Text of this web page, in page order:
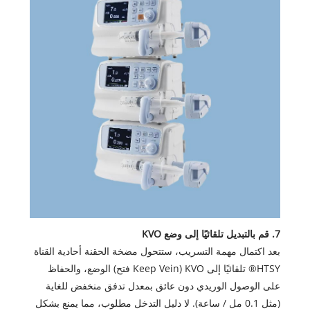
7. قم بالتبديل تلقائيًا إلى وضع KVO
بعد اكتمال مهمة التسريب، ستتحول مضخة الحقنة أحادية القناة
HTSY® تلقائيًا إلى KVO (Keep Vein فتح) الوضع، والحفاظ
على الوصول الوريدي دون عائق بمعدل تدفق منخفض للغاية
(مثل 0.1 مل / ساعة). لا دليل التدخل مطلوب، مما يمنع بشكل